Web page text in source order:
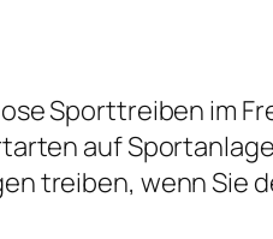
Sporttreiben im
auf
treiben, wenn Sie